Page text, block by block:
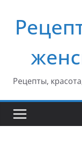
содержимому
Рецепты,